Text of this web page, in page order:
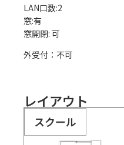
LAN口数:2
窓:有
外受付：不可
レイアウト
スクール